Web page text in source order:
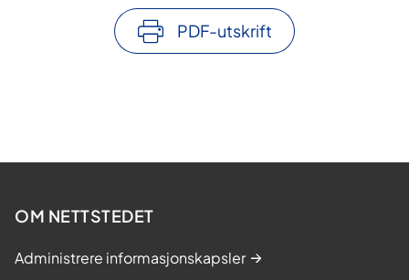
PDF-utskrift
OM NETTSTEDET
Administrere informasjonskapsler